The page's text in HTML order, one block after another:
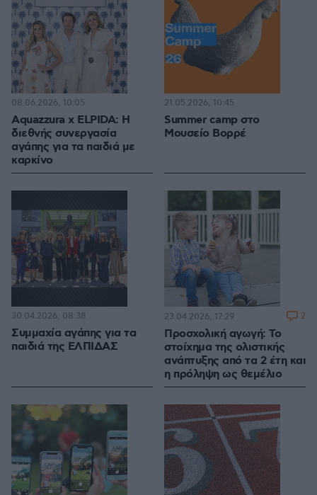
Aquazzura x ELPIDA: H
διεθνής συνεργασία
αγάπης για τα παιδιά με
καρκίνο
08.06.2026, 10:05
Summer camp στο
Μουσείο Βορρέ
21.05.2026, 10:45
Συμμαχία αγάπης για τα
παιδιά της ΕΛΠΙΔΑΣ
30.04.2026, 08:38
Προσχολική αγωγή: Το
στοίχημα της ολιστικής
ανάπτυξης από τα 2 έτη και
η πρόληψη ως θεμέλιο
23.04.2026, 17:29 2